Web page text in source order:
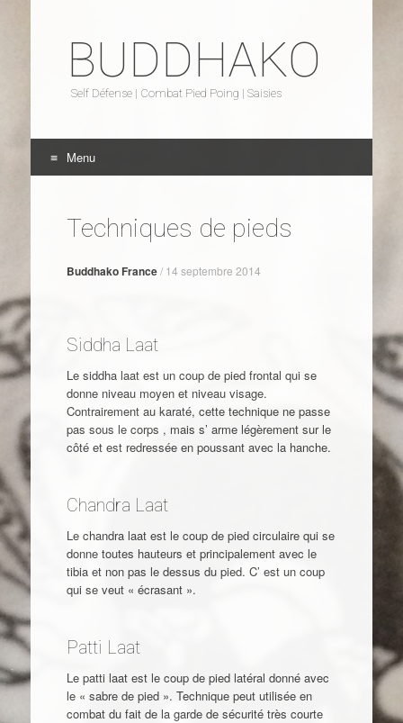
BUDDHAKO
Self Défense | Combat Pied Poing | Saisies
Menu
Techniques de pieds
Buddhako France/ 14 septembre 2014
Siddha Laat
Le siddha laat est un coup de pied frontal qui se
donne niveau moyen et niveau visage.
Contrairement au karaté, cette technique ne passe
pas sous le corps , mais s’ arme légèrement sur le
côté et est redressée en poussant avec la hanche.
Chandra Laat
Le chandra laat est le coup de pied circulaire qui se
donne toutes hauteurs et principalement avec le
tibia et non pas le dessus du pied. C’ est un coup
qui se veut « écrasant ».
Patti Laat
Le patti laat est le coup de pied latéral donné avec
le « sabre de pied ». Technique peut utilisée en
combat du fait de la garde de sécurité très courte